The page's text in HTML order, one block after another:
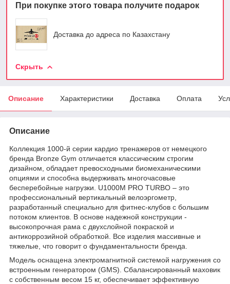
При покупке этого товара получите подарок
Доставка до адреса по Казахстану
Скрыть
Описание Характеристики Доставка Оплата
Описание
Коллекция 1000-й серии кардио тренажеров от немецкого
бренда Bronze Gym отличается классическим строгим
дизайном, обладает превосходными биомеханическими
опциями и способна выдерживать многочасовые
бесперебойные нагрузки. U1000M PRO TURBO – это
профессиональный вертикальный велоэргометр,
разработанный специально для фитнес-клубов с большим
потоком клиентов. В основе надежной конструкции -
высокопрочная рама с двухслойной покраской и
антикоррозийной обработкой. Все изделия массивные и
тяжелые, что говорит о фундаментальности бренда.
Модель оснащена электромагнитной системой нагружения со
встроенным генератором (GMS). Сбалансированный маховик
с собственным весом 15 кг, обеспечивает эффективную